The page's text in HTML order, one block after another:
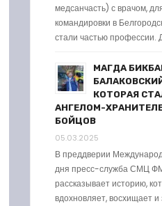
медсанчасть) с врачом,
командировки в
стали частью профессии.
МАГДА
КОТОРАЯ
АНГЕЛОМ-
БОЙЦОВ
05.03.2025
В преддверии
дня пресс-служба СМЦ
рассказывает историю,
вдохновляет, восхищает и